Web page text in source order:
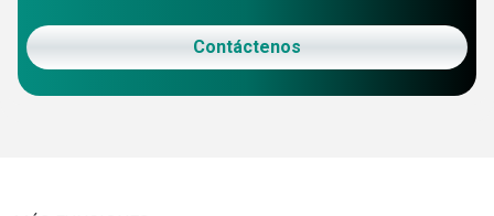
Contáctenos